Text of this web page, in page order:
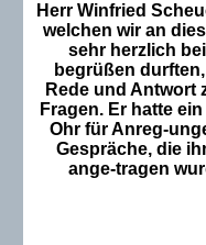
Herr Winfried
welchen wir an
sehr herzlich
begrüßen
Rede und Antwort
Fragen. Er hatte
Ohr für Anreg-
Gespräche, die
ange-tragen